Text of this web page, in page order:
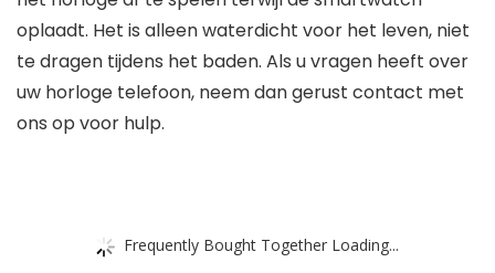
oplaadt. Het is alleen waterdicht voor het leven, niet
te dragen tijdens het baden. Als u vragen heeft over
uw horloge telefoon, neem dan gerust contact met
ons op voor hulp.
Frequently Bought Together Loading...